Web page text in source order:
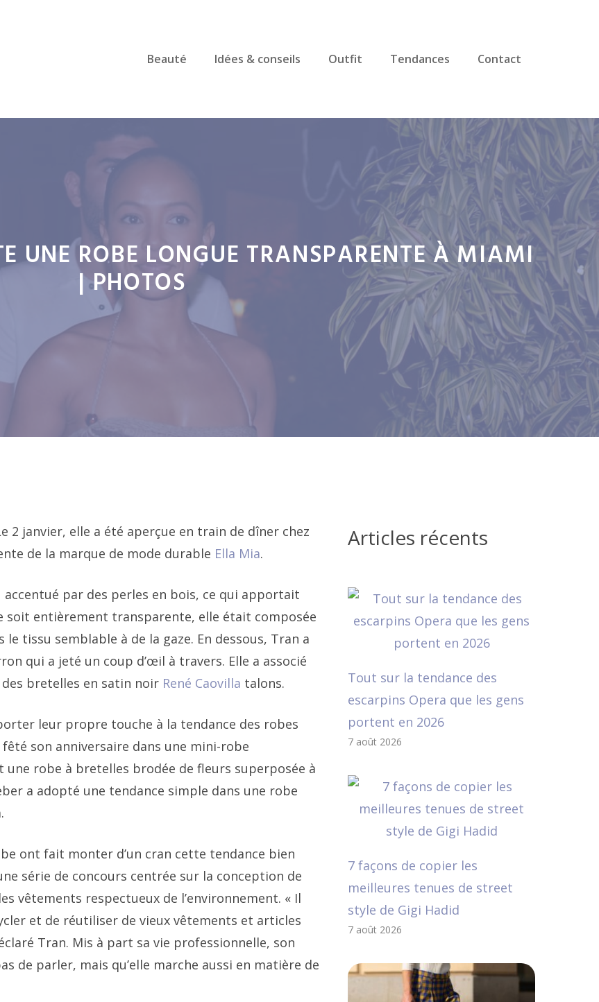
Beauté Idées & conseils Outfit Tendances Contact
UNE ROBE LONGUE TRANSPARENTE À MIAMI
| PHOTOS
2 janvier, elle a été aperçue en train de dîner chez
de la marque de mode durable Ella Mia.
par des perles en bois, ce qui apportait
soit entièrement transparente, elle était composée
tissu semblable à de la gaze. En dessous, Tran a
qui a jeté un coup d’œil à travers. Elle a associé
bretelles en satin noir René Caovilla talons.
leur propre touche à la tendance des robes
son anniversaire dans une mini-robe
robe à bretelles brodée de fleurs superposée à
a adopté une tendance simple dans une robe
ont fait monter d’un cran cette tendance bien
série de concours centrée sur la conception de
vêtements respectueux de l’environnement. « Il
et de réutiliser de vieux vêtements et articles
Tran. Mis à part sa vie professionnelle, son
de parler, mais qu’elle marche aussi en matière de
Articles récents
Tout sur la tendance des
escarpins Opera que les gens
portent en 2026
7 août 2026
7 façons de copier les
meilleures tenues de street
style de Gigi Hadid
7 août 2026